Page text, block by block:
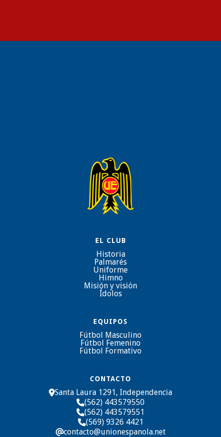
EL CLUB
Historia
Palmarés
Uniforme
Himno
Misión y visión
Ídolos
EQUIPOS
Fútbol Masculino
Fútbol Femenino
Fútbol Formativo
CONTACTO
Santa Laura 1291, Independencia
(562) 443579550
(562) 443579551
(569) 9326 4421
@contacto@unionespanola.net